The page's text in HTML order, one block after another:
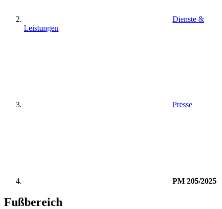
Dienste &
Leistungen
Presse
PM 205/2025
Fußbereich